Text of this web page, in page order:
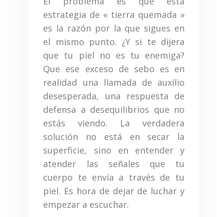
estrategia de « tierra quemada »
es la razón por la que sigues en
el mismo punto. ¿Y si te dijera
que tu piel no es tu enemiga?
Que ese exceso de sebo es en
realidad una llamada de auxilio
desesperada, una respuesta de
defensa a desequilibrios que no
estás viendo. La verdadera
solución no está en secar la
superficie, sino en entender y
atender las señales que tu
cuerpo te envía a través de tu
piel. Es hora de dejar de luchar y
empezar a escuchar.